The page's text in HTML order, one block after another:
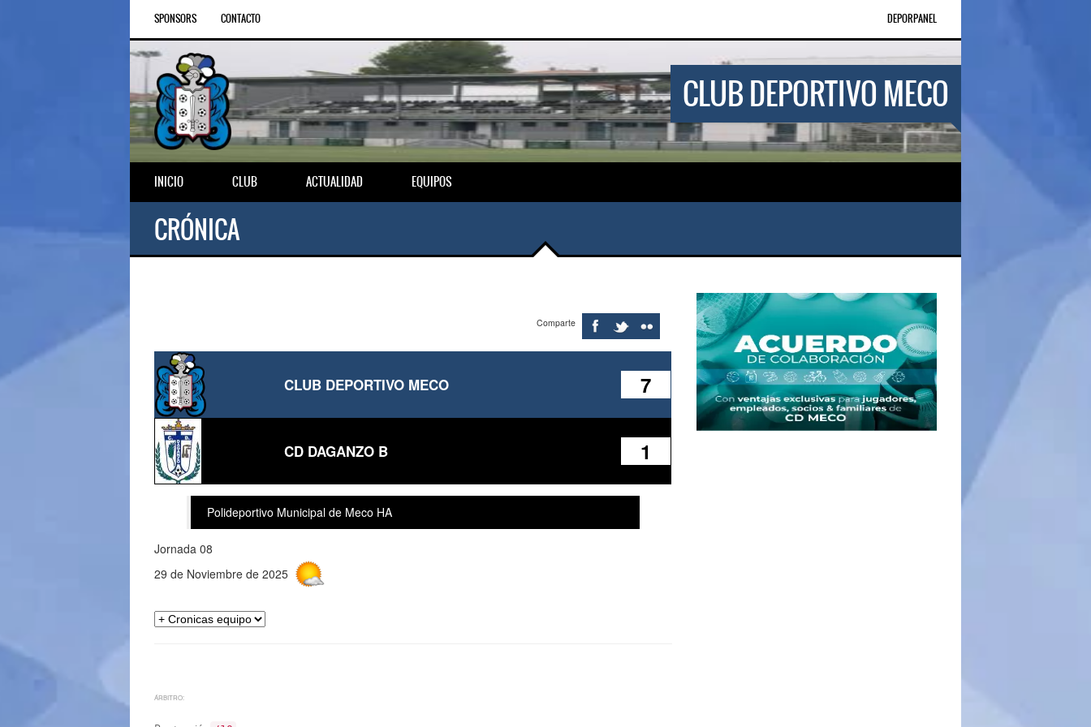
SPONSORS CONTACTO DEPORPANEL
CLUB DEPORTIVO MECO
INICIO CLUB ACTUALIDAD EQUIPOS
CRÓNICA
Comparte
CLUB DEPORTIVO MECO 7
CD DAGANZO B 1
Polideportivo Municipal de Meco HA
Jornada 08
29 de Noviembre de 2025
ÁRBITRO: